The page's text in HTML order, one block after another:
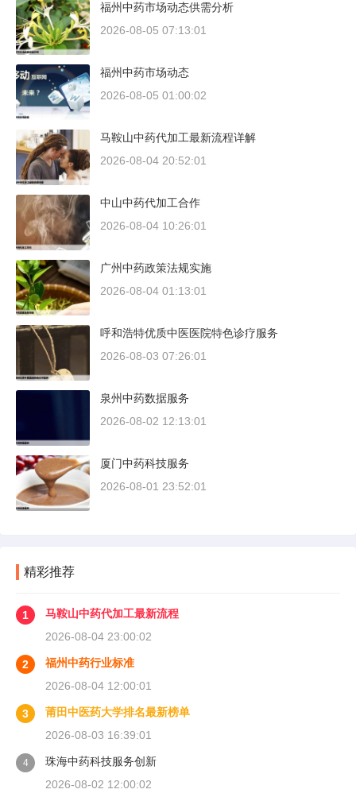
福州中药市场动态供需分析
2026-08-05 07:13:01
福州中药市场动态
2026-08-05 01:00:02
马鞍山中药代加工最新流程详解
2026-08-04 20:52:01
中山中药代加工合作
2026-08-04 10:26:01
广州中药政策法规实施
2026-08-04 01:13:01
呼和浩特优质中医医院特色诊疗服务
2026-08-03 07:26:01
泉州中药数据服务
2026-08-02 12:13:01
厦门中药科技服务
2026-08-01 23:52:01
精彩推荐
1
马鞍山中药代加工最新流程
2026-08-04 23:00:02
2
福州中药行业标准
2026-08-04 12:00:01
3
莆田中医药大学排名最新榜单
2026-08-03 16:39:01
4
珠海中药科技服务创新
2026-08-02 12:00:02